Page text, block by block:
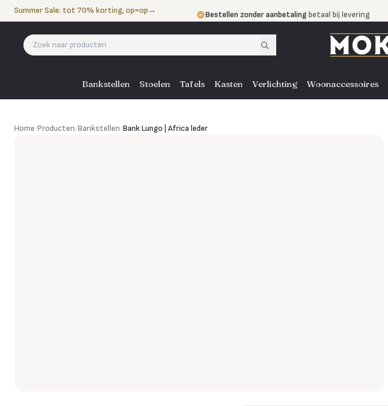
Naar de inhoud
Summer Sale: tot 70% korting, op=op→ Bestellen zonder aanbetaling betaal bij levering
Eigen bezorgdienst door heel NL, BE en DE
Bankstellen Stoelen Tafels Kasten Verlichting Woonaccessoires
Bank Lungo | Africa leder
Home/Producten/Bankstellen/Bank Lungo | Africa leder